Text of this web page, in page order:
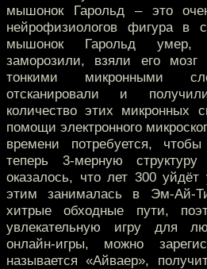
мышонок Гарольд – это
нейрофизиологов фигура в
мышонок Гарольд умер,
заморозили, взяли его
тонкими микронными
отсканировали и
количество этих микронных
помощи электронного
времени потребуется,
теперь 3-мерную
оказалось, что лет 300 уйдёт
этим занималась в Эм-Ай-
хитрые обходные пути,
увлекательную игру для
онлайн-игры, можно
называется «Айваер»,